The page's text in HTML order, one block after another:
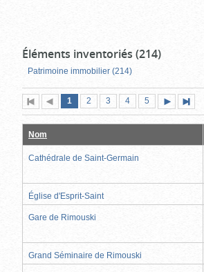
Éléments inventoriés (214)
Patrimoine immobilier (214)
Première
page
Page
précédente
Page
1 (page
actuelle)
Page
2 Page
3 Page
4 Page
5
suivante
page
Nom
Cathédrale de Saint-Germain
Église d'Esprit-Saint
Gare de Rimouski
Grand Séminaire de Rimouski